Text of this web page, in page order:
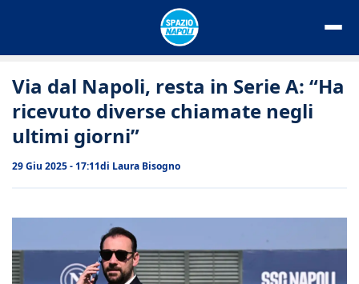
Via dal Napoli, resta in Serie A: “Ha
ricevuto diverse chiamate negli
ultimi giorni”
29 Giu 2025 - 17:11di Laura Bisogno